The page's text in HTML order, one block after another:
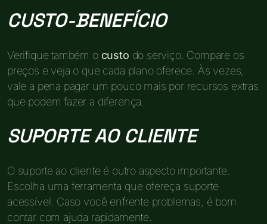
CUSTO-BENEFÍCIO
Verifique também o custo do serviço. Compare os
preços e veja o que cada plano oferece. Às vezes,
vale a pena pagar um pouco mais por recursos extras
que podem fazer a diferença.
SUPORTE AO CLIENTE
O suporte ao cliente é outro aspecto importante.
Escolha uma ferramenta que ofereça suporte
acessível. Caso você enfrente problemas, é bom
contar com ajuda rapidamente.